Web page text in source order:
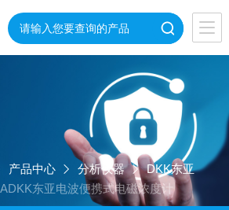
产品中心 分析仪器
DKK东亚
东亚电波便携式电磁浓度计